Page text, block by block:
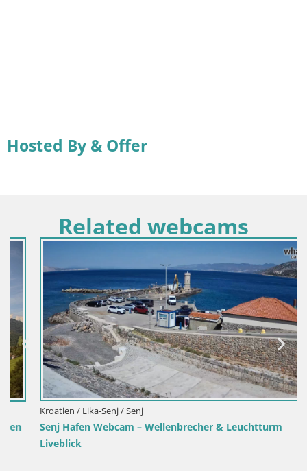
Hosted By & Offer
Related webcams
Kroatien / Lika-Senj / Senj
Senj Hafen Webcam – Wellenbrecher & Leuchtturm
Liveblick